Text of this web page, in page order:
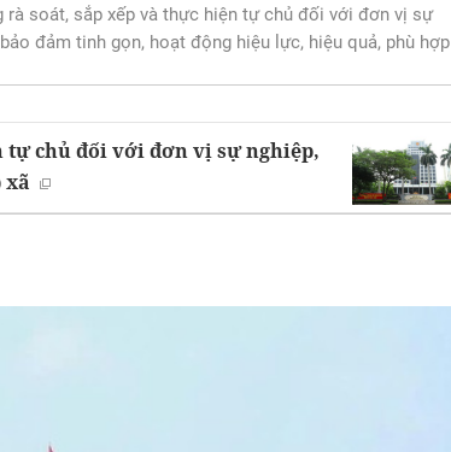
rà soát, sắp xếp và thực hiện tự chủ đối với đơn vị sự
đảm tinh gọn, hoạt động hiệu lực, hiệu quả, phù hợp
tự chủ đối với đơn vị sự nghiệp,
xã